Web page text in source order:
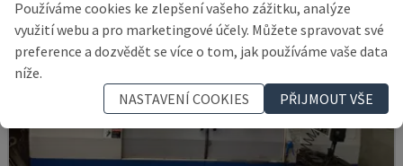
Používáme cookies ke zlepšení vašeho zážitku, analýze
využití webu a pro marketingové účely. Můžete spravovat své
preference a dozvědět se více o tom, jak používáme vaše data
níže.
NASTAVENÍ COOKIES
PŘIJMOUT VŠE